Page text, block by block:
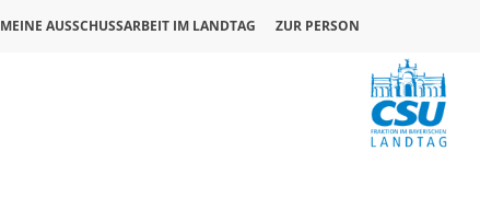
MEINE AUSSCHUSSARBEIT IM LANDTAG ZUR PERSON